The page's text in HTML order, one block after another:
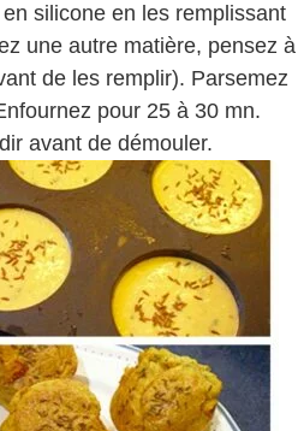
silicone en les remplissant
une autre matière, pensez à
de les remplir). Parsemez
pour 25 à 30 mn.
avant de démouler.